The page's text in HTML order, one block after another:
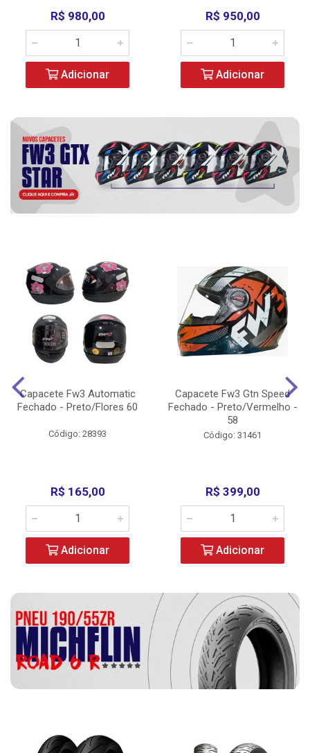
R$ 980,00
Adicionar
R$ 950,00
Adicionar
Capacete Fw3 Automatic
Fechado - Preto/Flores 60
Código: 28393
R$ 165,00
Adicionar
Capacete Fw3 Gtn Speed
Fechado - Preto/Vermelho -
58
Código: 31461
R$ 399,00
Adicionar